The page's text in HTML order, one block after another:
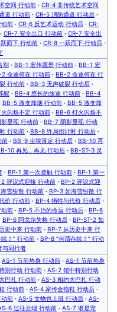
空间 行动前 · CR-4 非传统艺术空间
道 行动前 · CR-5 消防通道 行动后 ·
前 · CR-6 反艺术运动 行动后 · CR-
· CR-7 安全出口 行动前 · CR-7 安全出
而下 行动前 · CR-8 一跃而下 行动后 ·
别 · BB-1 宏伟愿景 行动前 · BB-1 宏
命途何在 行动前 · BB-2 命途何在 行
行动前 · BB-3 无声破裂 行动后 ·
醒 · BB-4 悠长的旅途 行动前 · BB-4
BB-5 激变烽烟 行动前 · BB-5 激变烽
闪烁不定 行动前 · BB-6 灯火闪烁不
显现 行动前 · BB-7 阴影显现 行动
行动前 · BB-8 终局倒计时 行动后 ·
前 · BB-9 尘埃落定 行动后 · BB-10 再
10 再见，再见 行动后 · BB-ST-3 灵
· BP-1 第一次接触 行动前 · BP-1 第一
评议式迎接 行动前 · BP-2 评议式迎
雪纷散 行动前 · BP-3 如海雪纷散 行
价 行动前 · BP-4 牺牲与代价 行动后 ·
前 · BP-5 不治的命运 行动后 · BP-6
BP-6 阿戈尔失格 行动后 · BP-ST-2 如
史中来 行动前 · BP-7 从历史中来 行
？” 行动前 · BP-8 “何谓存续？” 行动
与同行者
AS-1 节前热身 行动前 · AS-1 节前热身
别行动 行动前 · AS-2 馆中特别行动
巴扎 行动前 · AS-3 相约大巴扎 行动
行动前 · AS-4 家传金拖鞋 行动后 ·
前 · AS-5 文物也上班 行动后 · AS-
6 过往云烟 行动前 · AS-7 谁是宠